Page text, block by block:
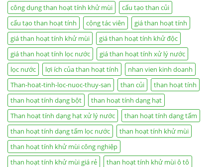
công dụng than hoạt tính khử mùi
cấu tạo than củi
cấu tạo than hoạt tính
cộng tác viên
giá than hoạt tính
giá than hoạt tính khử mùi
giá than hoạt tính khử độc
giá than hoạt tính lọc nước
giá than hoạt tính xử lý nước
lọc nước
lợi ích của than hoạt tính
nhan vien kinh doanh
Than-hoat-tinh-loc-nuoc-thuy-san
than củi
than hoạt tính
than hoạt tính dạng bột
than hoạt tính dạng hạt
Than hoạt tính dạng hạt xử lý nước
than hoạt tính dạng tấm
than hoạt tính dạng tấm lọc nước
than hoạt tính khử mùi
than hoạt tính khử mùi công nghiệp
than hoạt tính khử mùi giá rẻ
than hoạt tính khử mùi ô tô